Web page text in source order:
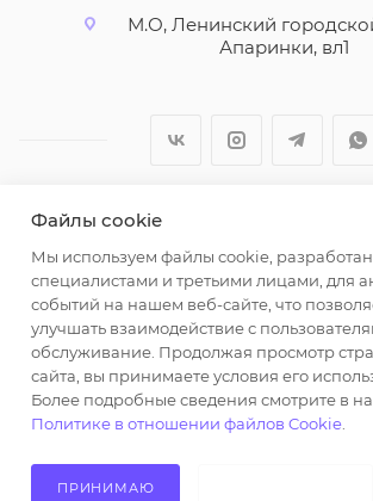
М.О, Ленинский
Апаринки, вл1
2026 © ООО "Вайт Текстиль
Любая информация на сайте носит
характер и не является
определяемой положениями пункта
Гражданского кодекса Российской
Использование любых материалов,
на https://opt-milena.ru, допустимо
наличии письменного разрешения
активной ссылки на https://opt-
Файлы cookie
Мы используем файлы cookie,
специалистами и третьими лицами, для
событий на нашем веб-сайте, что
улучшать взаимодействие с
обслуживание. Продолжая просмотр
сайта, вы принимаете условия его
Более подробные сведения смотрите в
Политике в отношении файлов Cookie
ПРИНИМАЮ